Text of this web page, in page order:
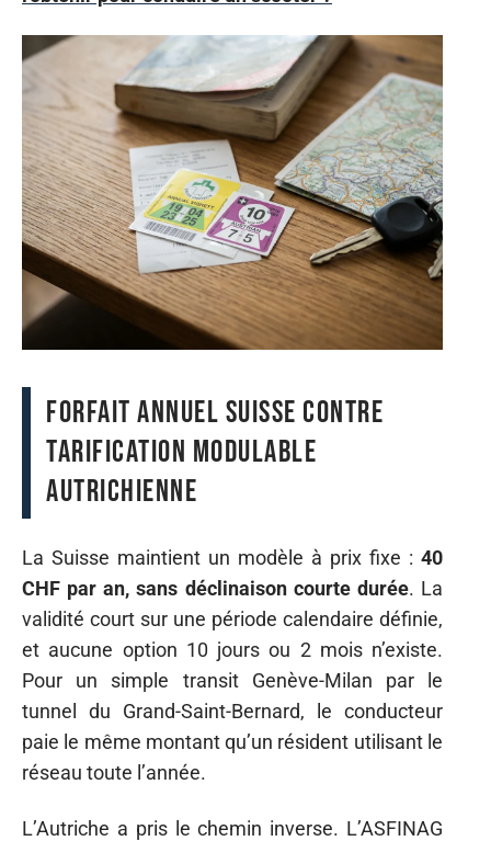
Forfait annuel suisse contre
tarification modulable
autrichienne
La Suisse maintient un modèle à prix fixe : 40
CHF par an, sans déclinaison courte durée. La
validité court sur une période calendaire définie,
et aucune option 10 jours ou 2 mois n’existe.
Pour un simple transit Genève-Milan par le
tunnel du Grand-Saint-Bernard, le conducteur
paie le même montant qu’un résident utilisant le
réseau toute l’année.
L’Autriche a pris le chemin inverse. L’ASFINAG